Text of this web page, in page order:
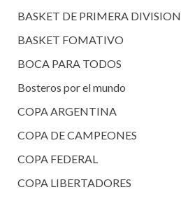
BASKET DE PRIMERA DIVISION
BASKET FOMATIVO
BOCA PARA TODOS
Bosteros por el mundo
COPA ARGENTINA
COPA DE CAMPEONES
COPA FEDERAL
COPA LIBERTADORES